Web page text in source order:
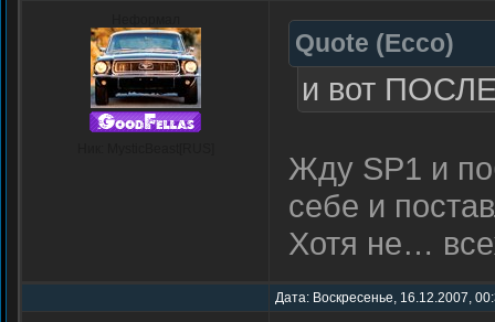
Quote (Ecco)
и вот
Жду SP1 и
себе и
Хотя не…
Дата: Воскресенье, 16.12.2007,